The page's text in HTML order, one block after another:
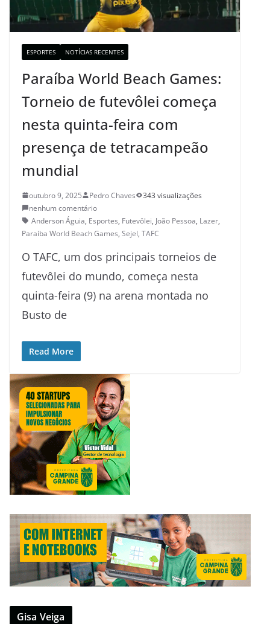
ESPORTES NOTÍCIAS RECENTES
Paraíba World Beach Games:
Torneio de futevôlei começa
nesta quinta-feira com
presença de tetracampeão
mundial
outubro 9, 2025 Pedro Chaves
343 visualizações
nenhum comentário
Anderson Águia, Esportes, Futevôlei, João Pessoa, Lazer,
Paraíba World Beach Games, Sejel, TAFC
O TAFC, um dos principais torneios de
futevôlei do mundo, começa nesta
quinta-feira (9) na arena montada no
Busto de
Read More
Gisa Veiga